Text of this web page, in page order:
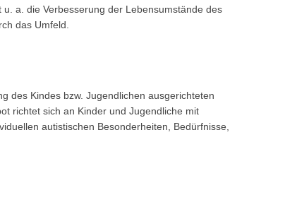
a. die Verbesserung der Lebensumstände des
das Umfeld.
des Kindes bzw. Jugendlichen ausgerichteten
richtet sich an Kinder und Jugendliche mit
autistischen Besonderheiten, Bedürfnisse,